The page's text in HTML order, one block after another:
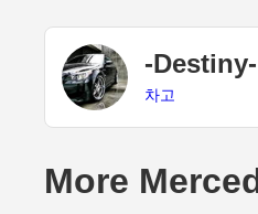
-Destiny-
차고
More